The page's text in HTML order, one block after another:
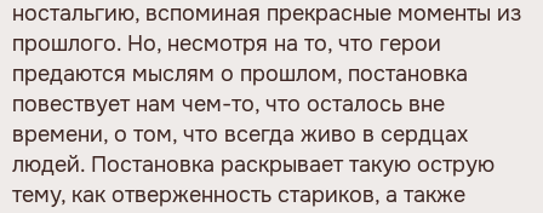
ностальгию, вспоминая прекрасные моменты из
прошлого. Но, несмотря на то, что герои
предаются мыслям о прошлом, постановка
повествует нам чем-то, что осталось вне
времени, о том, что всегда живо в сердцах
людей. Постановка раскрывает такую острую
тему, как отверженность стариков, а также